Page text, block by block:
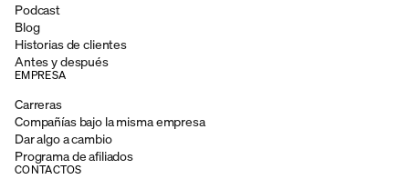
Podcast
Blog
Historias de clientes
Antes y después
EMPRESA
Carreras
Compañías bajo la misma empresa
Dar algo a cambio
Programa de afiliados
CONTACTOS